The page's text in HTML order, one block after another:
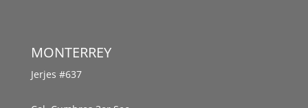
MONTERREY
Jerjes #637